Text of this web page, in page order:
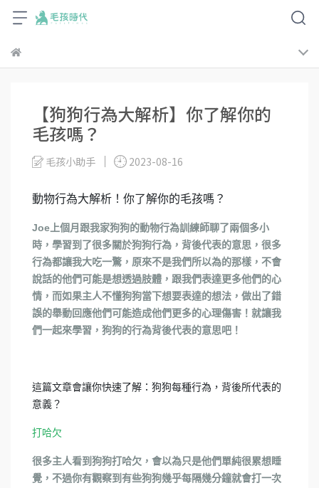
【狗狗行為大解析】你了解你的
毛孩嗎？
毛孩小助手 2023-08-16
動物行為大解析！你了解你的毛孩嗎？
Joe上個月跟我家狗狗的動物行為訓練師聊了兩個多小
時，學習到了很多關於狗狗行為，背後代表的意思，很多
行為都讓我大吃一驚，原來不是我們所以為的那樣，不會
說話的他們可能是想透過肢體，跟我們表達更多他們的心
情，而如果主人不懂狗狗當下想要表達的想法，做出了錯
誤的舉動回應他們可能造成他們更多的心理傷害！就讓我
們一起來學習，狗狗的行為背後代表的意思吧！
這篇文章會讓你快速了解：狗狗每種行為，背後所代表的
意義？
打哈欠
很多主人看到狗狗打哈欠，會以為只是他們單純很累想睡
覺，不過你有觀察到有些狗狗幾乎每隔幾分鐘就會打一次